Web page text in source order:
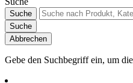
Suche
Suche
Abbrechen
Gebe den Suchbegriff ein, um